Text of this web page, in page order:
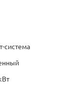
система